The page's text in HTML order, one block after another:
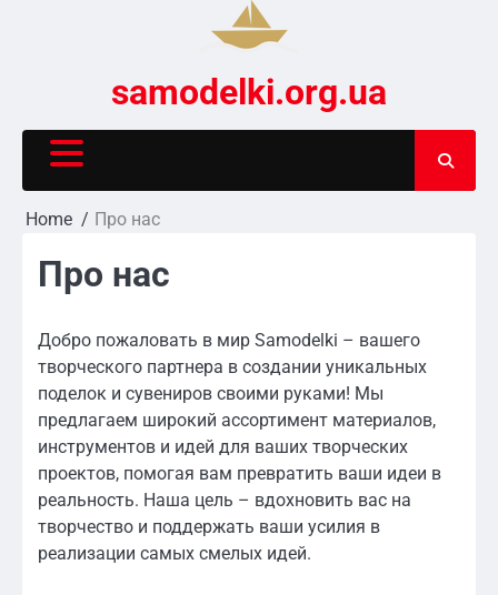
samodelki.org.ua
Home Про нас
Про нас
Добро пожаловать в мир Samodelki – вашего
творческого партнера в создании уникальных
поделок и сувениров своими руками! Мы
предлагаем широкий ассортимент материалов,
инструментов и идей для ваших творческих
проектов, помогая вам превратить ваши идеи в
реальность. Наша цель – вдохновить вас на
творчество и поддержать ваши усилия в
реализации самых смелых идей.